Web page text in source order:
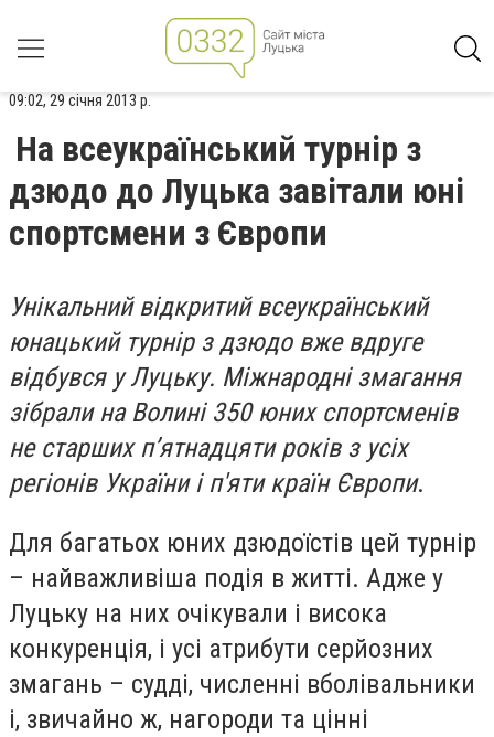
09:02, 29 січня 2013 р.
На всеукраїнський турнір з
дзюдо до Луцька завітали юні
спортсмени з Європи
Унікальний відкритий всеукраїнський
юнацький турнір з дзюдо вже вдруге
відбувся у Луцьку. Міжнародні змагання
зібрали на Волині 350 юних спортсменів
не старших п’ятнадцяти років з усіх
регіонів України і п'яти країн Європи.
Для багатьох юних дзюдоїстів цей турнір
– найважливіша подія в житті. Адже у
Луцьку на них очікували і висока
конкуренція, і усі атрибути серйозних
змагань – судді, численні вболівальники
і, звичайно ж, нагороди та цінні